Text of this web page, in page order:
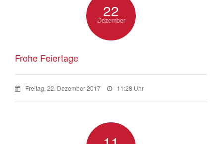
22
Dezember
Frohe Feiertage
Freitag, 22. Dezember 2017 11:28 Uhr